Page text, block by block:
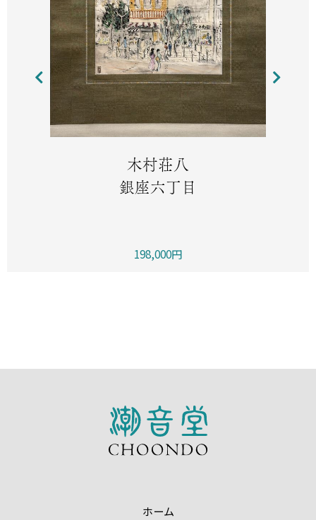
木村荘八
銀座六丁目
198,000円
ホーム